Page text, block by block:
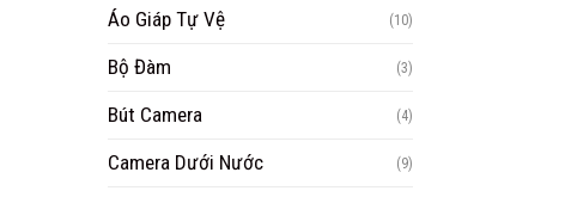
Áo Giáp Tự Vệ
(10)
Bộ Đàm (3)
Bút Camera (4)
Camera Dưới Nước (9)